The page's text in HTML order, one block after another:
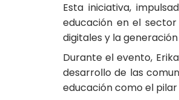
Esta iniciativa,
educación en el
digitales y la
Durante el evento,
desarrollo de las
educación como el